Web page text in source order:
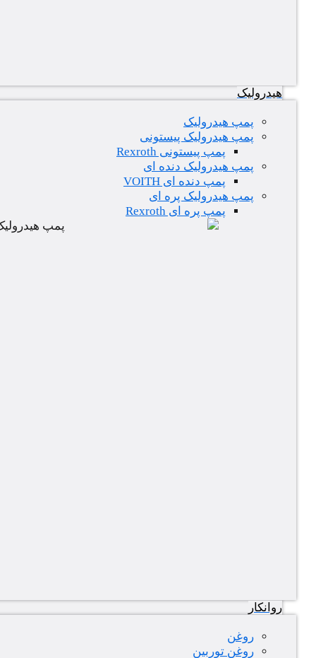
هیدرولیک
پمپ هیدرولیک
پمپ هیدرولیک پیستونی
پمپ پیستونی Rexroth
پمپ هیدرولیک دنده ای
پمپ دنده ای VOITH
پمپ هیدرولیک پره ای
پمپ پره ای Rexroth
روانکار
روغن
روغن توربین